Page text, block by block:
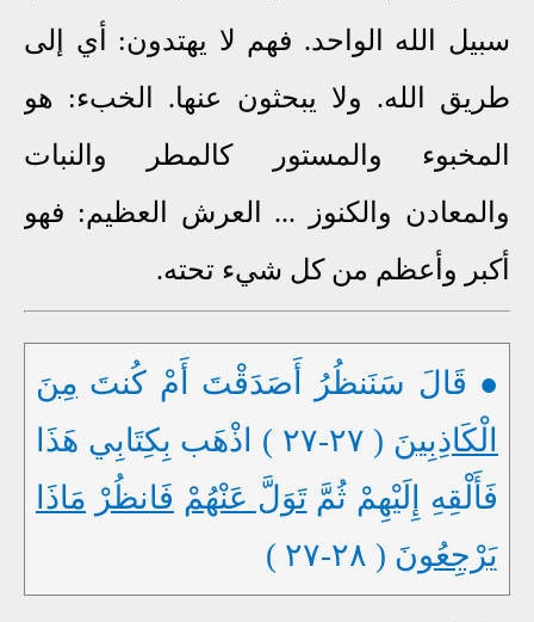
سبيل الله الواحد. فهم لا يهتدون: أي إلى
طريق الله. ولا يبحثون عنها. الخبء: هو
المخبوء والمستور كالمطر والنبات
والمعادن والكنوز ... العرش العظيم: فهو
أكبر وأعظم من كل شيء تحته.
● قَالَ سَنَنظُرُ أَصَدَقْتَ أَمْ كُنتَ مِنَ
الْكَاذِبِينَ
( ٢٧-٢٧ ) اذْهَب بِكِتَابِي هَذَا
فَأَلْقِهِ إِلَيْهِمْ ثُمَّتَوَلَّ عَنْهُمْ فَانظُرْ مَاذَا
يَرْجِعُونَ ( ٢٨-٢٧ )